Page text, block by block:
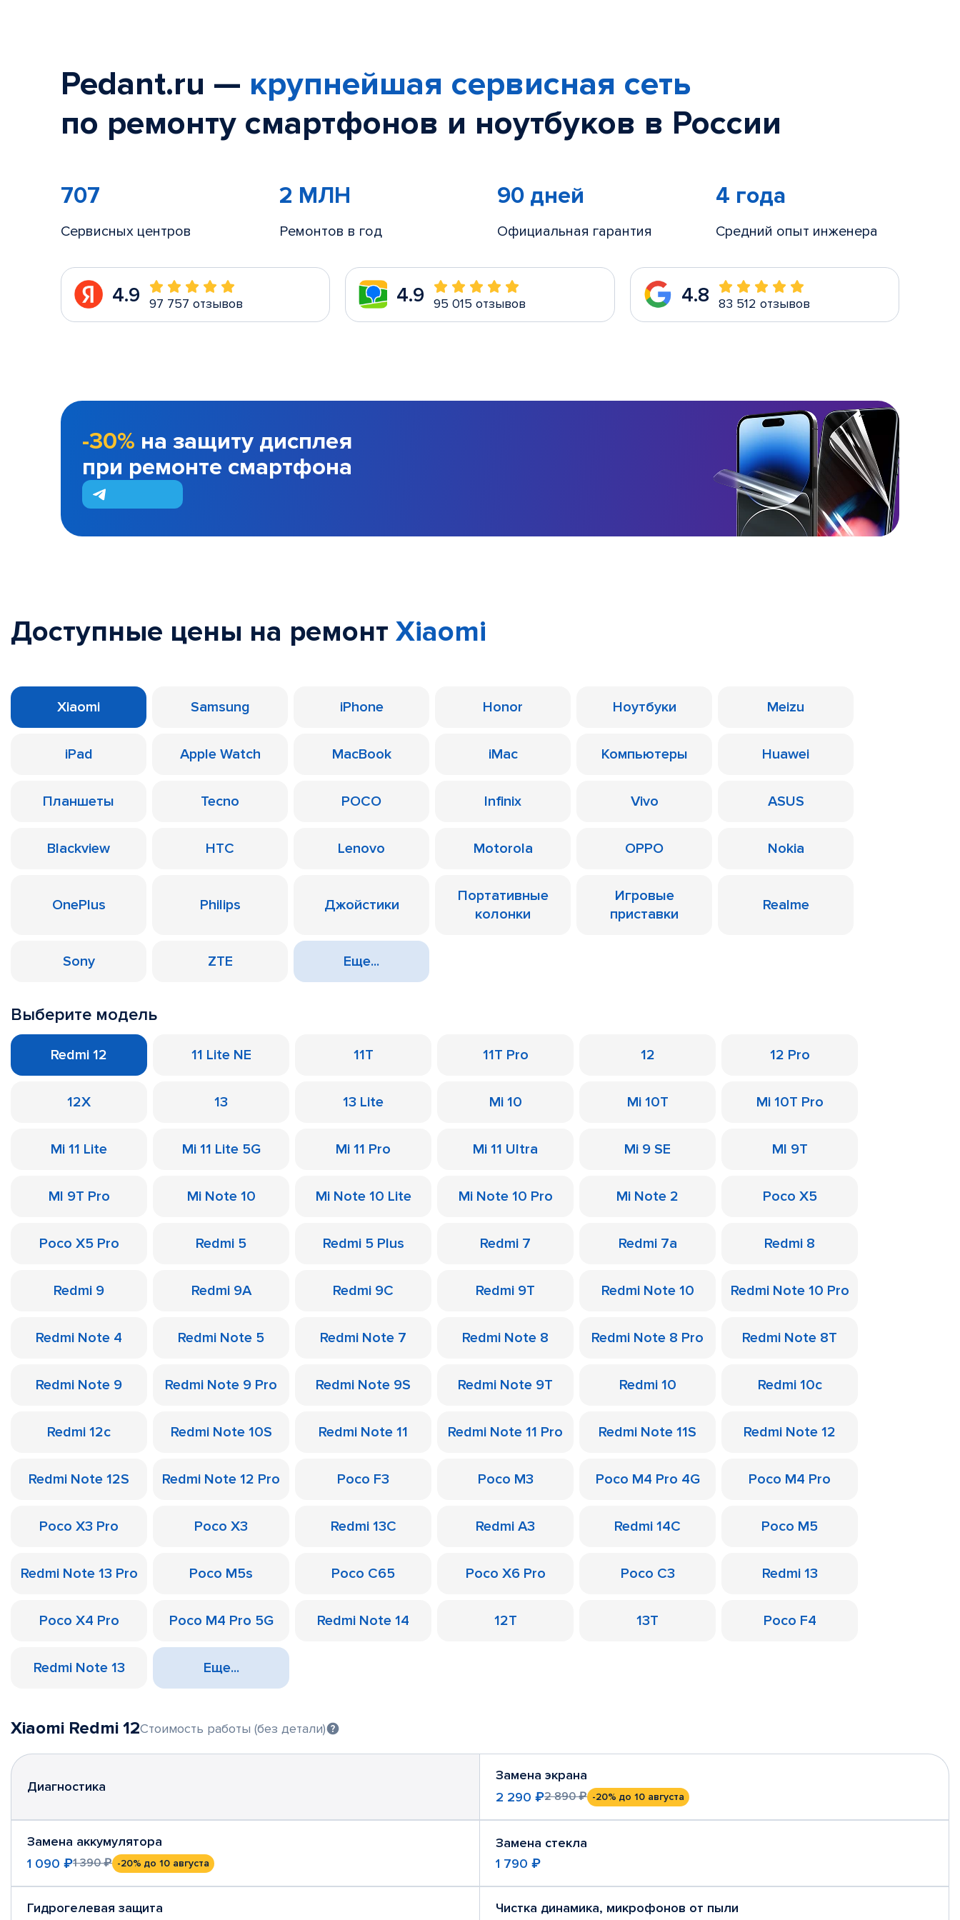
Pedant.ru — крупнейшая сервисная сеть
по ремонту смартфонов и ноутбуков в России
707
Сервисных центров
2 МЛН
Ремонтов в год
90 дней
Официальная гарантия
4 года
Средний опыт инженера
4.9 97 757 отзывов 4.9 95 015 отзывов 4.8 83 512 отзывов
-30% на защиту дисплея
при ремонте смартфона
Доступные цены на ремонт Xiaomi
Xiaomi Samsung iPhone Honor Ноутбуки Meizu
iPad Apple Watch MacBook iMac Компьютеры Huawei
Планшеты Tecno POCO Infinix Vivo ASUS
Blackview HTC Lenovo Motorola OPPO Nokia
OnePlus Philips Джойстики
Портативные
колонки
Игровые
приставки
Realme
Sony ZTE Еще...
Выберите модель
Redmi 12 11 Lite NE 11T 11T Pro 12 12 Pro
12X 13 13 Lite Mi 10 Mi 10T Mi 10T Pro
Mi 11 Lite Mi 11 Lite 5G Mi 11 Pro Mi 11 Ultra Mi 9 SE MI 9T
MI 9T Pro Mi Note 10 Mi Note 10 Lite Mi Note 10 Pro Mi Note 2 Poco X5
Poco X5 Pro Redmi 5 Redmi 5 Plus Redmi 7 Redmi 7a Redmi 8
Redmi 9 Redmi 9A Redmi 9C Redmi 9T Redmi Note 10 Redmi Note 10 Pro
Redmi Note 4 Redmi Note 5 Redmi Note 7 Redmi Note 8 Redmi Note 8 Pro Redmi Note 8T
Redmi Note 9 Redmi Note 9 Pro Redmi Note 9S Redmi Note 9T Redmi 10 Redmi 10c
Redmi 12c Redmi Note 10S Redmi Note 11 Redmi Note 11 Pro Redmi Note 11S Redmi Note 12
Redmi Note 12S Redmi Note 12 Pro Poco F3 Poco M3 Poco M4 Pro 4G Poco M4 Pro
Poco X3 Pro Poco X3 Redmi 13C Redmi A3 Redmi 14C Poco M5
Redmi Note 13 Pro Poco M5s Poco C65 Poco X6 Pro Poco C3 Redmi 13
Poco X4 Pro Poco M4 Pro 5G Redmi Note 14 12T 13T Poco F4
Redmi Note 13 Еще...
Xiaomi Redmi 12Стоимость работы (без детали)
Диагностика
Замена экрана
2 290 ₽2 890 ₽ -20% до 10 августа
Замена аккумулятора
1 090 ₽1 390 ₽ -20% до 10 августа
Замена стекла
1 790 ₽
Гидрогелевая защита Чистка динамика, микрофонов от пыли